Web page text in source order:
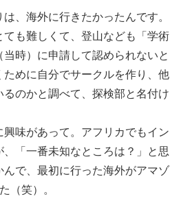
、海外に行きたかったんです。
も難しくて、登山なども「学術
時）に申請して認められないと
めに自分でサークルを作り、他
のかと調べて、探検部と名付け
興味があって。アフリカでもイン
、「一番未知なところは？」と思
んで、最初に行った海外がアマゾ
（笑）。